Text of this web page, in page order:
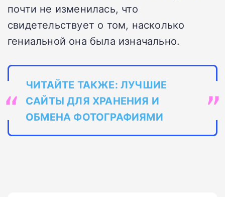
почти не изменилась, что
свидетельствует о том, насколько
гениальной она была изначально.
ЧИТАЙТЕ ТАКЖЕ: ЛУЧШИЕ
САЙТЫ ДЛЯ ХРАНЕНИЯ И
ОБМЕНА ФОТОГРАФИЯМИ